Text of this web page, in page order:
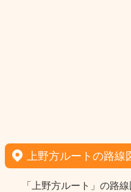
上野方ルートの路線
「上野方ルート」の路